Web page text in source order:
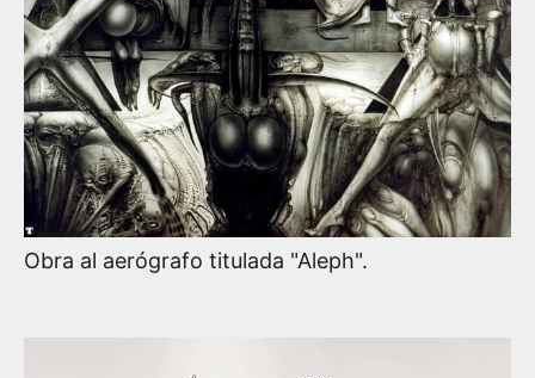
Obra al aerógrafo titulada "Aleph".